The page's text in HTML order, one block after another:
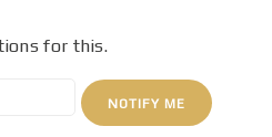
for this.
NOTIFY ME